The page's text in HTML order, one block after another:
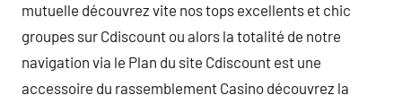
mutuelle découvrez vite nos tops excellents et chic
groupes sur Cdiscount ou alors la totalité de notre
navigation via le Plan du site Cdiscount est une
accessoire du rassemblement Casino découvrez la